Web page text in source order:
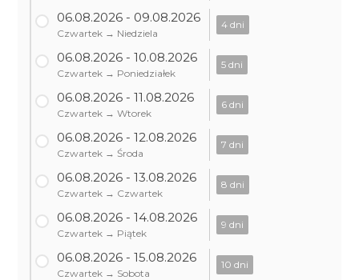
06.08.2026 - 09.08.2026
Czwartek → Niedziela
4 dni
06.08.2026 - 10.08.2026
Czwartek → Poniedziałek
5 dni
06.08.2026 - 11.08.2026
Czwartek → Wtorek
6 dni
06.08.2026 - 12.08.2026
Czwartek → Środa
7 dni
06.08.2026 - 13.08.2026
Czwartek → Czwartek
8 dni
06.08.2026 - 14.08.2026
Czwartek → Piątek
9 dni
06.08.2026 - 15.08.2026
Czwartek → Sobota
10 dni